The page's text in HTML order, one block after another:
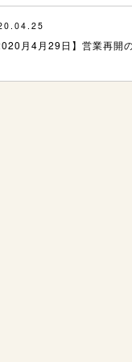
月4月29日】営業再開